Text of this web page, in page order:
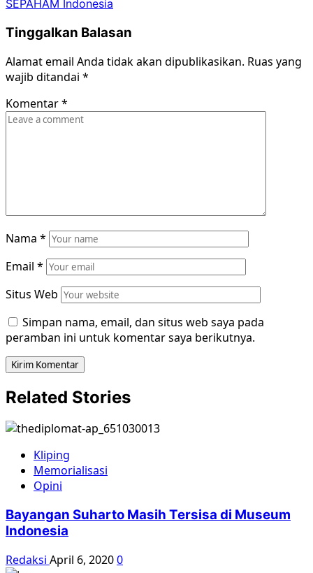
SEPAHAM Indonesia
Tinggalkan Balasan
Alamat email Anda tidak akan dipublikasikan. Ruas yang
wajib ditandai *
Komentar*
Nama *
Email *
Situs Web
Simpan nama, email, dan situs web saya pada
peramban ini untuk komentar saya berikutnya.
Related Stories
Kliping
Memorialisasi
Opini
Bayangan Suharto Masih Tersisa di Museum
Indonesia
Redaksi April 6, 20200